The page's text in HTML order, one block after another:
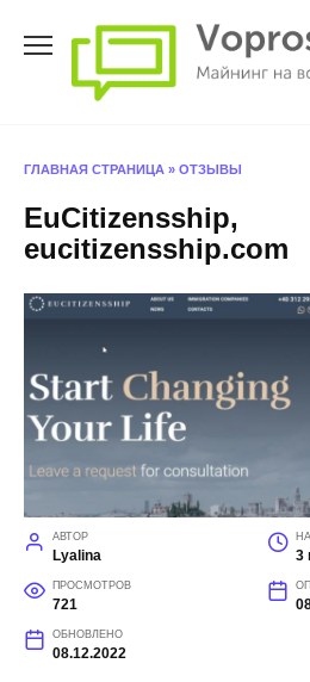
ГЛАВНАЯ СТРАНИЦА » ОТЗЫВЫ
EuCitizensship,
eucitizensship.com
АВТОР
Lyalina 3
ПРОСМОТРОВ
721
ОБНОВЛЕНО
08.12.2022